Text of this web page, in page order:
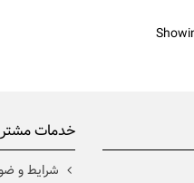
خدمات
شرايط و